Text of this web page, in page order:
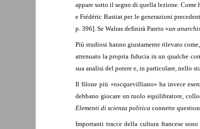
appare sotto il segno di quella lezione.
e Frédéric Bastiat per le generazioni
p. 396]. Se Walras definirà Pareto «un
Più studiosi hanno giustamente rilevato
attenuato la propria fiducia in un qualche
sua analisi del potere e, in particolare, nello
Il filone più «tocquevilliano» ha invece
debbano giocare un ruolo equilibratore,
Elementi di scienza politica connette
Importanti tracce della cultura francese